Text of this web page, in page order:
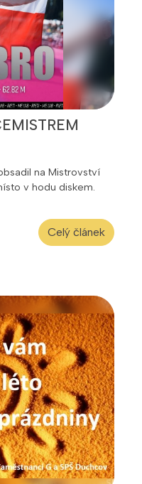
na Mistrovství
v hodu diskem.
Celý článek